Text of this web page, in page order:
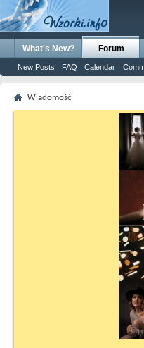
What's New? Forum
New Posts FAQ Calendar
Wiadomość